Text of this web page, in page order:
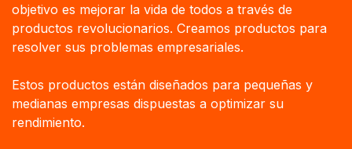
objetivo es mejorar la vida de todos a través de
productos revolucionarios. Creamos productos para
resolver sus problemas empresariales.
Estos productos están diseñados para pequeñas y
medianas empresas dispuestas a optimizar su
rendimiento.